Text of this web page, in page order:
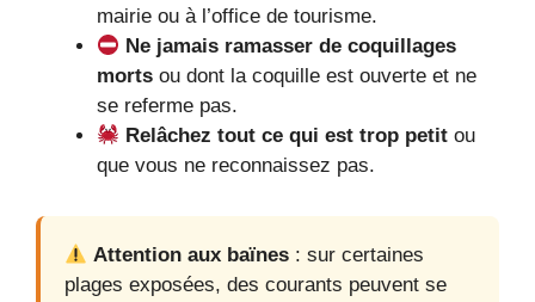
mairie ou à l’office de tourisme.
Ne jamais ramasser de coquillages
morts ou dont la coquille est ouverte et ne
se referme pas.
Relâchez tout ce qui est trop petit ou
que vous ne reconnaissez pas.
Attention aux baïnes : sur certaines
plages exposées, des courants peuvent se